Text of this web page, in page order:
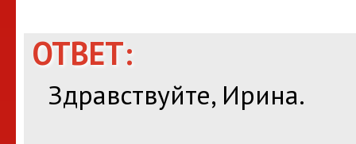
ОТВЕТ:
Здравствуйте, Ирина.